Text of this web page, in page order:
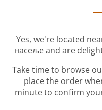
Yes, we're located
насеље and are
Take time to browse
place the order
minute to confirm